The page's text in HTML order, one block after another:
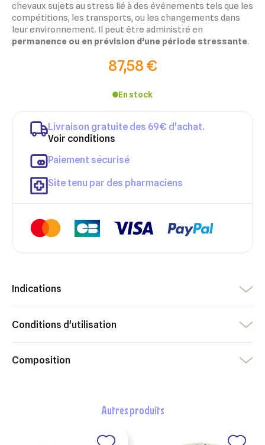
chevaux sujets au stress lié à des événements tels que les
compétitions, les transports, ou les changements dans
leur environnement. Il peut être administré en
permanence ou en prévision d’une période stressante.
87,58 €
En stock
Livraison gratuite des 69€ d'achat.
Voir conditions
Paiement sécurisé
Site tenu par des pharmaciens
Indications
Conditions d'utilisation
Composition
autres produits
Ajouter à ma liste d'envies
Créer une nouvelle liste
×
Nom de la liste d'envies
×
Vous devez être connecté pour ajouter des produits à votre
liste d'envies.
Annuler Connexion